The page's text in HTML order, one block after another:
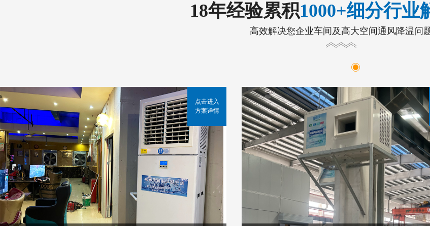
18年经验累积1000+细分行业
高效解决您企业车间及高大空间通风降温问
点击进入
方案详情